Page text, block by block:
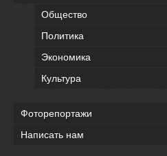
Общество
Политика
Экономика
Культура
Фоторепортажи
Написать нам